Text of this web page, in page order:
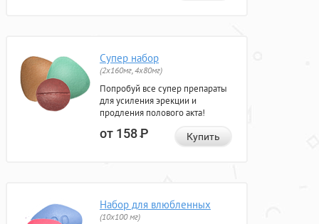
Супер набор
(2х160мг, 4х80мг)
Попробуй все супер препараты
для усиления эрекции и
продления полового акта!
от 158Р Купить
Набор для влюбленных
(10х100 мг)